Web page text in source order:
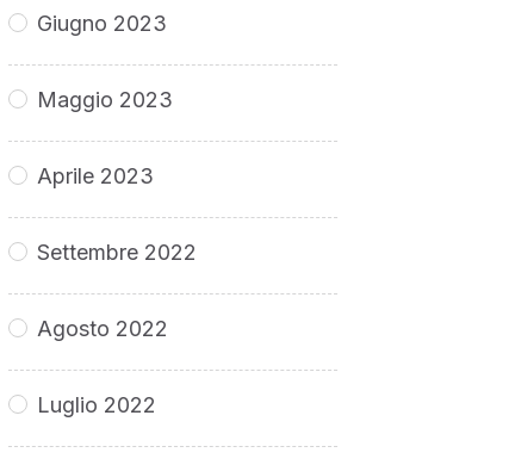
Giugno 2023
Maggio 2023
Aprile 2023
Settembre 2022
Agosto 2022
Luglio 2022